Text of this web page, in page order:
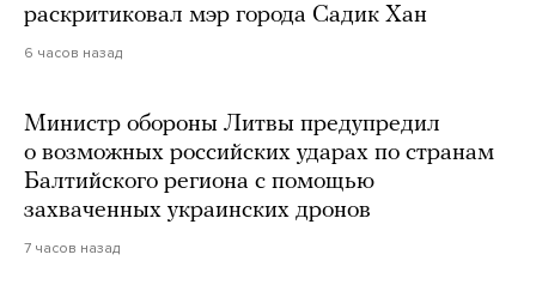
раскритиковал мэр города Садик Хан
6 часов назад
Министр обороны Литвы предупредил
о возможных российских ударах по странам
Балтийского региона с помощью
захваченных украинских дронов
7 часов назад